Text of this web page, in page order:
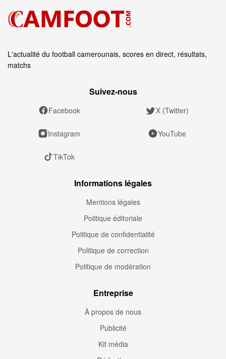
L'actualité du football camerounais, scores en direct, résultats,
matchs
Suivez‑nous
Facebook X (Twitter)
Instagram YouTube
TikTok
Informations légales
Mentions légales
Politique éditoriale
Politique de confidentialité
Politique de correction
Politique de modération
Entreprise
À propos de nous
Publicité
Kit média